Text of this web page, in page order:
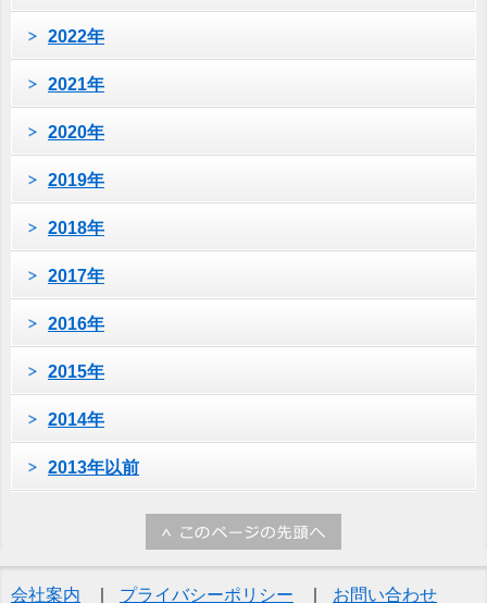
2022年
2021年
2020年
2019年
2018年
2017年
2016年
2015年
2014年
2013年以前
会社案内 プライバシーポリシー お問い合わせ